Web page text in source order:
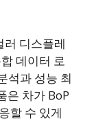
디스플레
데이터 로
석과 성능 최
은 차가 BoP
할 수 있게